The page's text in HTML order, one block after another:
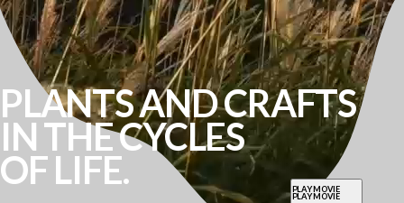
PLANTS AND CRAFTS
IN THE CYCLES
OF LIFE. PLAY MOVIE
PLAY MOVIE